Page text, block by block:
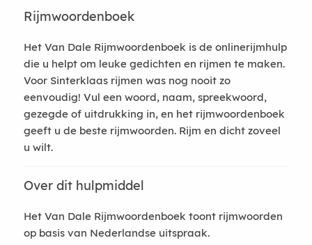
Rijmwoordenboek
Het Van Dale Rijmwoordenboek is de onlinerijmhulp
die u helpt om leuke gedichten en rijmen te maken.
Voor Sinterklaas rijmen was nog nooit zo
eenvoudig! Vul een woord, naam, spreekwoord,
gezegde of uitdrukking in, en het rijmwoordenboek
geeft u de beste rijmwoorden. Rijm en dicht zoveel
u wilt.
Over dit hulpmiddel
Het Van Dale Rijmwoordenboek toont rijmwoorden
op basis van Nederlandse uitspraak.